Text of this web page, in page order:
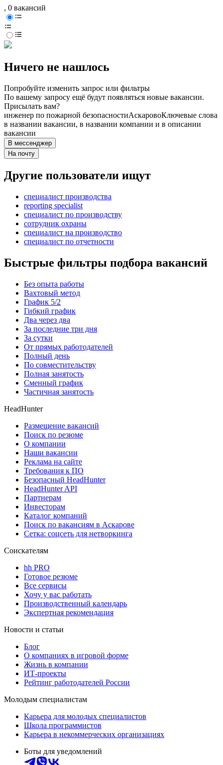
, 0 вакансий
Ничего не нашлось
Попробуйте изменить запрос или фильтры
По вашему запросу ещё будут появляться новые вакансии.
Присылать вам?
инженер по пожарной безопасностиАскаровоКлючевые слова
в названии вакансии, в названии компании и в описании
вакансии
В мессенджер
На почту
Другие пользователи ищут
специалист производства
reporting specialist
специалист по производству
сотрудник охраны
специалист на производство
специалист по отчетности
Быстрые фильтры подбора вакансий
Без опыта работы
Вахтовый метод
График 5/2
Гибкий график
Два через два
За последние три дня
За сутки
От прямых работодателей
Полный день
По совместительству
Полная занятость
Сменный график
Частичная занятость
HeadHunter
Размещение вакансий
Поиск по резюме
О компании
Наши вакансии
Реклама на сайте
Требования к ПО
Безопасный HeadHunter
HeadHunter API
Партнерам
Инвесторам
Каталог компаний
Поиск по вакансиям в Аскарове
Сетка: соцсеть для нетворкинга
Соискателям
hh PRO
Готовое резюме
Все сервисы
Хочу у вас работать
Производственный календарь
Экспертная рекомендация
Новости и статьи
Блог
О компаниях в игровой форме
Жизнь в компании
ИТ-проекты
Рейтинг работодателей России
Молодым специалистам
Карьера для молодых специалистов
Школа программистов
Карьера в некоммерческих организациях
Боты для уведомлений